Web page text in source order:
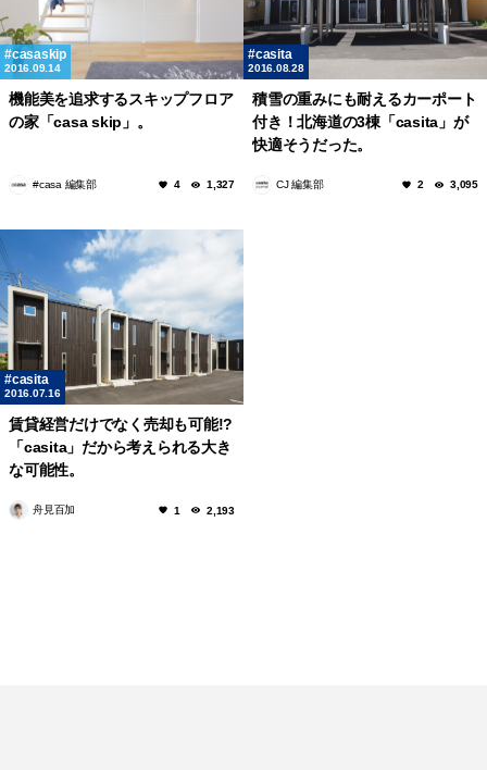
casaskip
2016.09.14
機能美を追求するスキップフロア
の家「casa skip」。
#casa 編集部 4 1,327
casita
2016.08.28
積雪の重みにも耐えるカーポート
付き！北海道の3棟「casita」が
快適そうだった。
CJ 編集部 2 3,095
casita
2016.07.16
賃貸経営だけでなく売却も可能!?
「casita」だから考えられる大き
な可能性。
舟見百加 1 2,193